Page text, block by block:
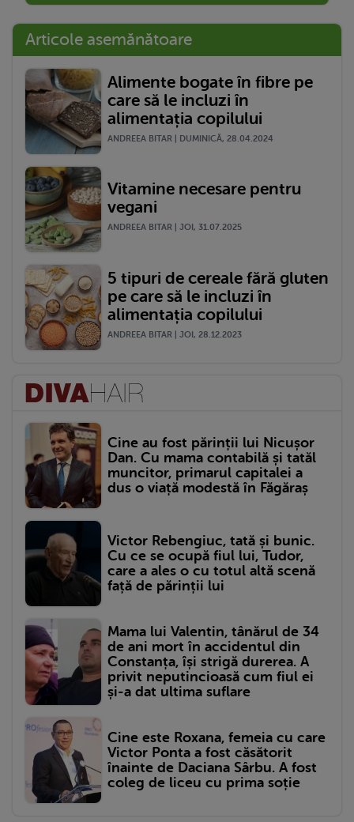
Articole asemănătoare
Alimente bogate în fibre pe
care să le incluzi în
alimentația copilului
ANDREEA BITAR | DUMINICĂ, 28.04.2024
Vitamine necesare pentru
vegani
ANDREEA BITAR | JOI, 31.07.2025
5 tipuri de cereale fără gluten
pe care să le incluzi în
alimentația copilului
ANDREEA BITAR | JOI, 28.12.2023
Cine au fost părinții lui Nicușor
Dan. Cu mama contabilă și tatăl
muncitor, primarul capitalei a
dus o viață modestă în Făgăraș
Victor Rebengiuc, tată și bunic.
Cu ce se ocupă fiul lui, Tudor,
care a ales o cu totul altă scenă
față de părinții lui
Mama lui Valentin, tânărul de 34
de ani mort în accidentul din
Constanța, își strigă durerea. A
privit neputincioasă cum fiul ei
și-a dat ultima suflare
Cine este Roxana, femeia cu care
Victor Ponta a fost căsătorit
înainte de Daciana Sârbu. A fost
coleg de liceu cu prima soție